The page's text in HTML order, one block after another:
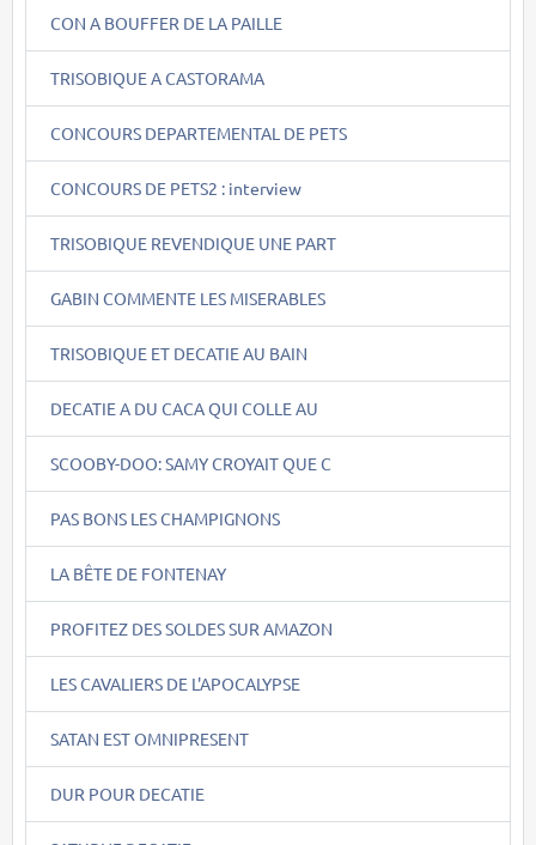
CON A BOUFFER DE LA PAILLE
TRISOBIQUE A CASTORAMA
CONCOURS DEPARTEMENTAL DE PETS
CONCOURS DE PETS2 : interview
TRISOBIQUE REVENDIQUE UNE PART
GABIN COMMENTE LES MISERABLES
TRISOBIQUE ET DECATIE AU BAIN
DECATIE A DU CACA QUI COLLE AU
SCOOBY-DOO: SAMY CROYAIT QUE C
PAS BONS LES CHAMPIGNONS
LA BÊTE DE FONTENAY
PROFITEZ DES SOLDES SUR AMAZON
LES CAVALIERS DE L'APOCALYPSE
SATAN EST OMNIPRESENT
DUR POUR DECATIE